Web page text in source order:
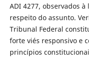
ADI 4277, observados
respeito do assunto.
Tribunal Federal
forte viés responsivo e
princípios